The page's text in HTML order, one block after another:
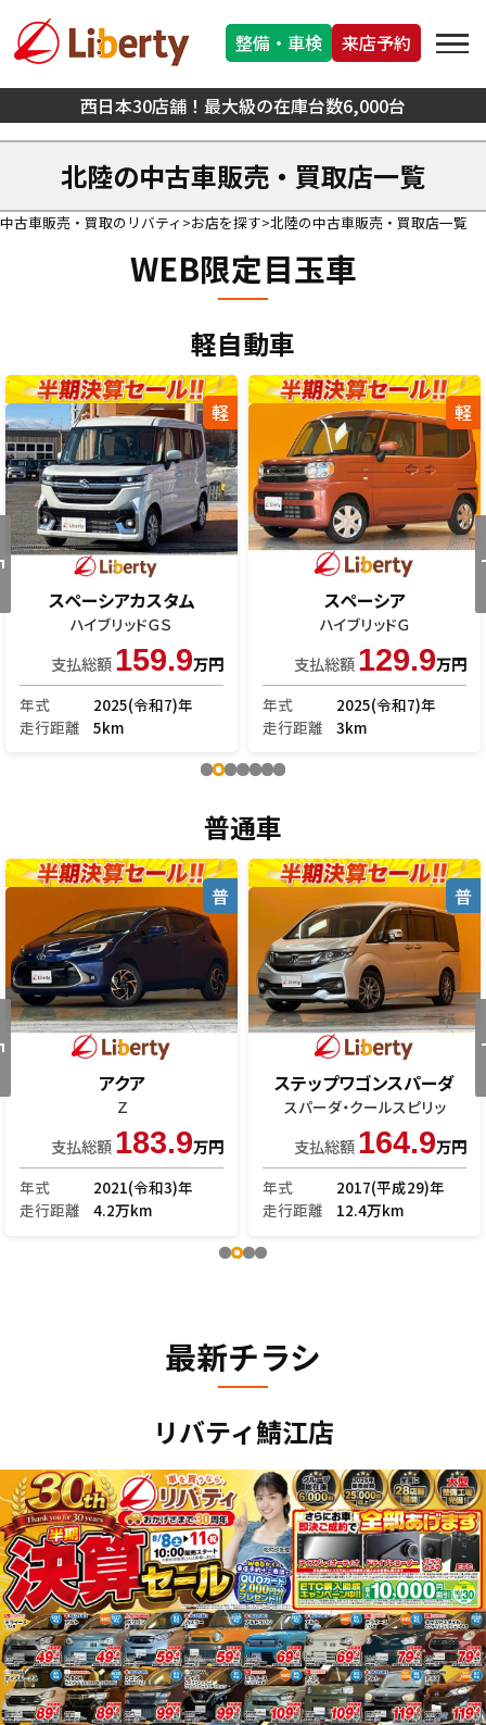
西日本30店舗！最大級の在庫台数6,000台
整備・車検 来店予約
北陸の中古車販売・買取店一覧
中古車販売・買取のリバティ お店を探す 北陸の中古車販売・買取店一覧
WEB限定目玉車
軽自動車
軽
スペーシアカスタム
ハイブリッドＧＳ
支払総額159.9万円
年式
2025(令和7)年
走行距離
5km
軽
スペーシア
ハイブリッドＧ
支払総額129.9万円
年式
2025(令和7)年
走行距離
3km
普通車
普
アクア
Ｚ
支払総額183.9万円
年式
2021(令和3)年
走行距離
4.2万km
普
ステップワゴンスパーダ
スパーダ・クールスピリッ
支払総額164.9万円
年式
2017(平成29)年
走行距離
12.4万km
最新チラシ
リバティ鯖江店